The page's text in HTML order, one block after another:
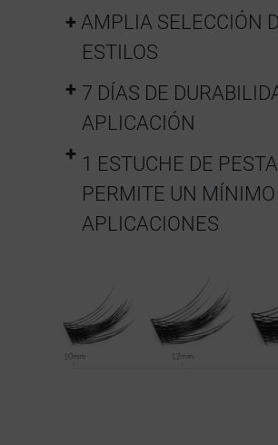
AMPLIA SELECCIÓN
ESTILOS
7 DÍAS DE
APLICACIÓN
1 ESTUCHE DE
PERMITE UN MÍNIMO
APLICACIONES